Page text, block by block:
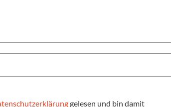
gelesen und bin damit